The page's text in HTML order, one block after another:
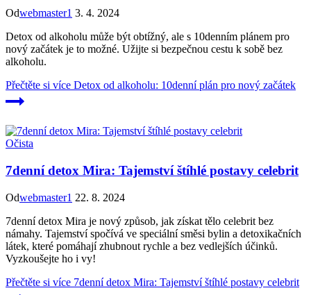
Odwebmaster1 3. 4. 2024
Detox od alkoholu může být obtížný, ale s 10denním plánem pro
nový začátek je to možné. Užijte si bezpečnou cestu k sobě bez
alkoholu.
Přečtěte si více Detox od alkoholu: 10denní plán pro nový začátek
Očista
7denní detox Mira: Tajemství štíhlé postavy celebrit
Odwebmaster1 22. 8. 2024
7denní detox Mira je nový způsob, jak získat tělo celebrit bez
námahy. Tajemství spočívá ve speciální směsi bylin a detoxikačních
látek, které pomáhají zhubnout rychle a bez vedlejších účinků.
Vyzkoušejte ho i vy!
Přečtěte si více 7denní detox Mira: Tajemství štíhlé postavy celebrit